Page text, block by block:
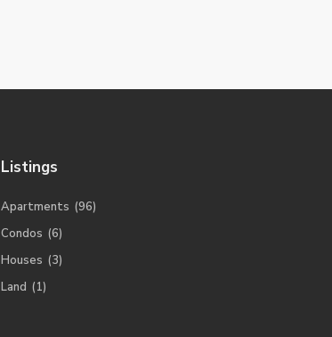
Listings
Apartments (96)
Condos (6)
Houses (3)
Land (1)